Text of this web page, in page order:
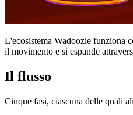
L'ecosistema Wadoozie funziona
il movimento e si espande
Il flusso
Cinque fasi, ciascuna delle quali